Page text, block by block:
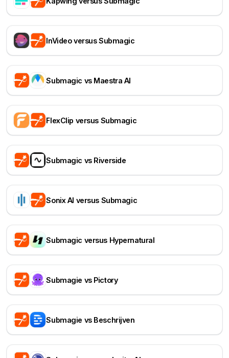
InVideo versus Submagic
Submagic vs Maestra AI
FlexClip versus Submagic
Submagic vs Riverside
Sonix AI versus Submagic
Submagic versus Hypernatural
Submagie vs Pictory
Submagie vs Beschrijven